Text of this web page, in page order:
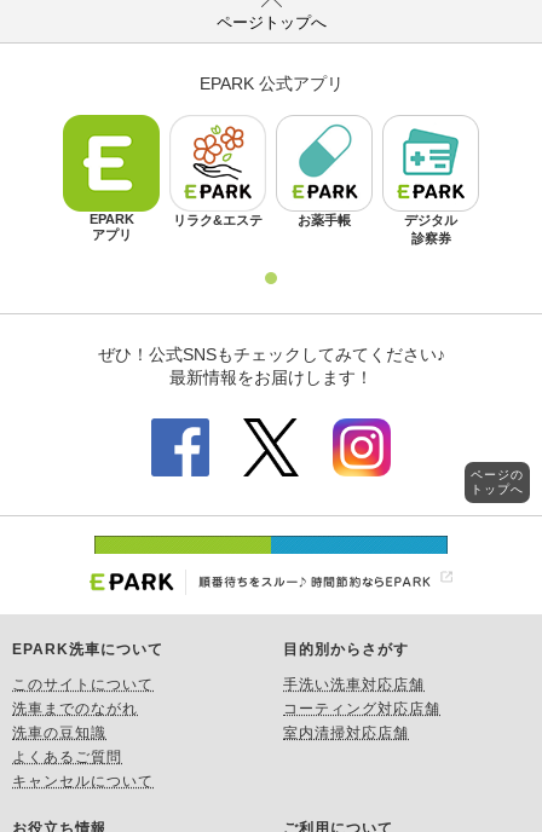
ページトップへ
EPARK洗車について
このサイトについて
洗車までのながれ
洗車の豆知識
よくあるご質問
キャンセルについて
目的別からさがす
手洗い洗車対応店舗
コーティング対応店舗
室内清掃対応店舗
お役立ち情報 ご利用について
ページの
トップへ